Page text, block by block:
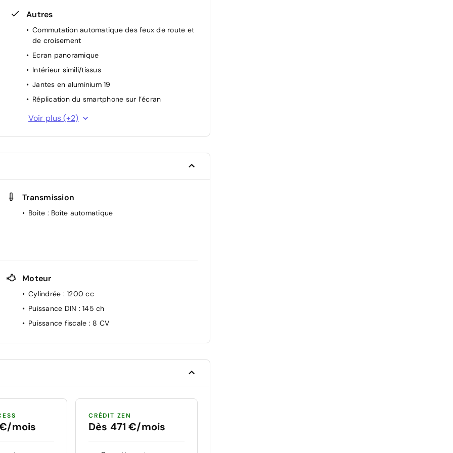
Autres
Commutation automatique des feux de route et
de croisement
Ecran panoramique
Intérieur simili/tissus
Jantes en aluminium 19
Réplication du smartphone sur l’écran
Stores pare-soleil arrière
avec télécommande
Voir plus (+2)
Transmission
Boite : Boîte automatique
Moteur
Cylindrée : 1200 cc
Puissance DIN : 145 ch
Puissance fiscale : 8 CV
mois
CRÉDIT ZEN
Dès 471 €/mois